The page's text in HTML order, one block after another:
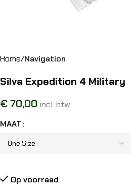
Home Navigation
Silva Expedition 4 Military
€70,00 incl. btw
MAAT
Op voorraad